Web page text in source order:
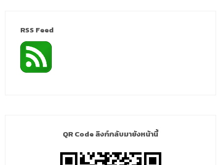
RSS Feed
QR Code ลิงก์กลับมายังหน้านี้